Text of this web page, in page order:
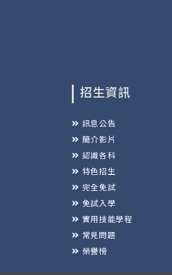
招生資訊
訊息公告
簡介影片
認識各科
特色招生
完全免試
免試入學
實用技能學程
常見問題
榮譽榜